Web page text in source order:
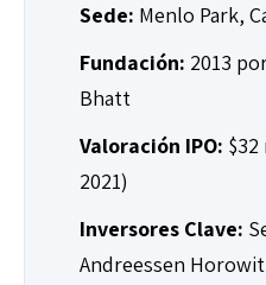
Sede: Menlo Park,
Fundación: 2013
Bhatt
Valoración IPO:
2021)
Inversores Clave:
Andreessen